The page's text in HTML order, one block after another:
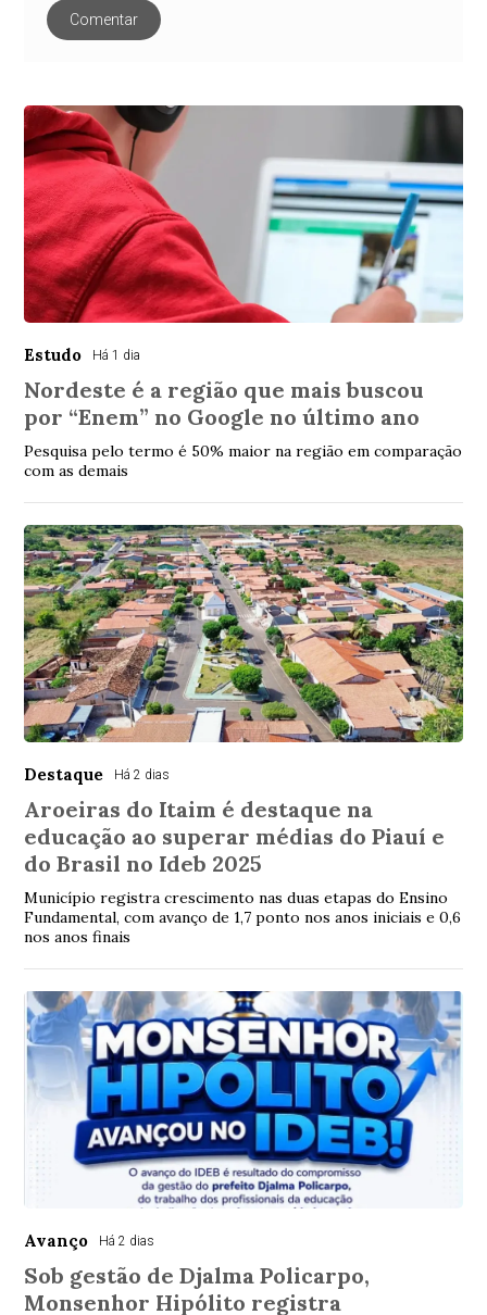
Comentar
Estudo Há 1 dia
Nordeste é a região que mais buscou
por “Enem” no Google no último ano
Pesquisa pelo termo é 50% maior na região em comparação
com as demais
Destaque Há 2 dias
Aroeiras do Itaim é destaque na
educação ao superar médias do Piauí e
do Brasil no Ideb 2025
Município registra crescimento nas duas etapas do Ensino
Fundamental, com avanço de 1,7 ponto nos anos iniciais e 0,6
nos anos finais
Avanço Há 2 dias
Sob gestão de Djalma Policarpo,
Monsenhor Hipólito registra